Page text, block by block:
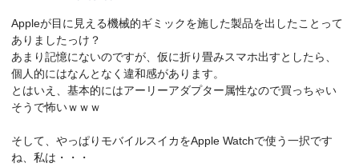
Appleが目に見える機械的ギミックを施した製品を出したことって
ありましたっけ？
あまり記憶にないのですが、仮に折り畳みスマホ出すとしたら、
個人的にはなんとなく違和感があります。
とはいえ、基本的にはアーリーアダプター属性なので買っちゃい
そうで怖いｗｗｗ
そして、やっぱりモバイルスイカをApple Watchで使う一択です
ね、私は・・・